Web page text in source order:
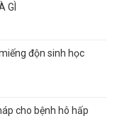
GÌ
độn sinh học
cho bệnh hô hấp